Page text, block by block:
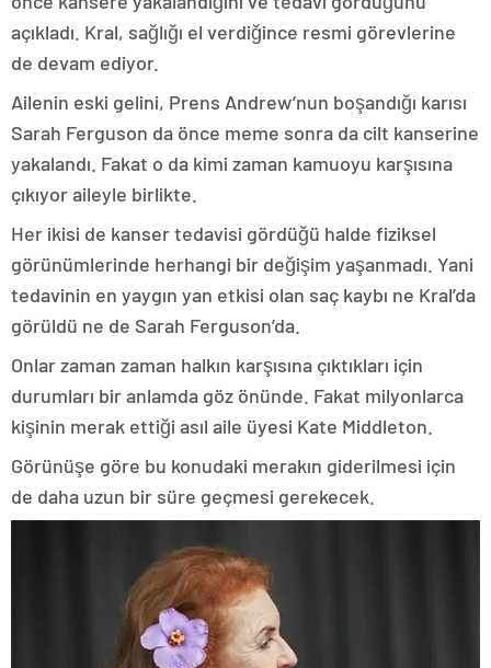
açıkladı. Kral, sağlığı el verdiğince resmi görevlerine
de devam ediyor.
Ailenin eski gelini, Prens Andrew’nun boşandığı karısı
Sarah Ferguson da önce meme sonra da cilt kanserine
yakalandı. Fakat o da kimi zaman kamuoyu karşısına
çıkıyor aileyle birlikte.
Her ikisi de kanser tedavisi gördüğü halde fiziksel
görünümlerinde herhangi bir değişim yaşanmadı. Yani
tedavinin en yaygın yan etkisi olan saç kaybı ne Kral’da
görüldü ne de Sarah Ferguson’da.
Onlar zaman zaman halkın karşısına çıktıkları için
durumları bir anlamda göz önünde. Fakat milyonlarca
kişinin merak ettiği asıl aile üyesi Kate Middleton.
Görünüşe göre bu konudaki merakın giderilmesi için
de daha uzun bir süre geçmesi gerekecek.